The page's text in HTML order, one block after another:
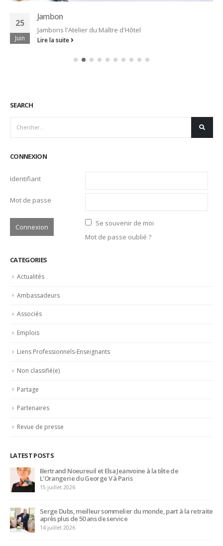
25
Juin
Jambon
Jambons l'Atelier du Maître d'Hôtel
Lire la suite
SEARCH
CONNEXION
Identifiant
Mot de passe
Se souvenir de moi
Mot de passe oublié ?
CATEGORIES
Actualités
Ambassadeurs
Associés
Emplois
Liens Professionnels-Enseignants
Non classifié(e)
Partage
Partenaires
Revue de presse
LATEST POSTS
Bertrand Noeureuil et Elsa Jeanvoine à la tête de
L’Orangerie du George V à Paris
15 juillet 2026
Serge Dubs, meilleur sommelier du monde, part à la retraite
après plus de 50 ans de service
14 juillet 2026